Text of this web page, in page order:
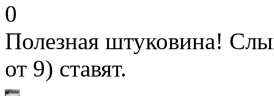
0
Полезная штуковина!
от 9) ставят.